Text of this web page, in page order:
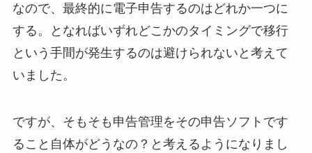
なので、最終的に電子申告するのはどれか一つに
する。となればいずれどこかのタイミングで移行
という手間が発生するのは避けられないと考えて
いました。
ですが、そもそも申告管理をその申告ソフトです
ること自体がどうなの？と考えるようになりまし